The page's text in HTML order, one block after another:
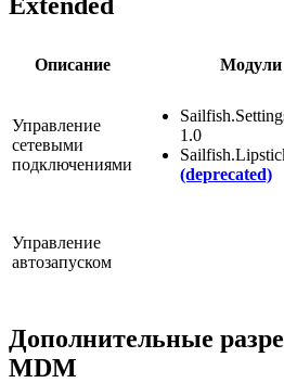
Описание
Управление
сетевыми
подключениями
1.0
(deprecated)
Управление
автозапуском
Дополнительные
MDM